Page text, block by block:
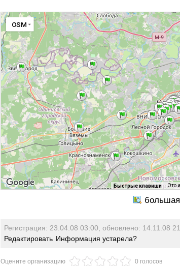
OSM
Быстрые клавиши Это
Регистрация: 23.04.08 03:00, обновлено: 14.11.08
Редактировать Информация устарела?
Оцените организацию
0 голосов